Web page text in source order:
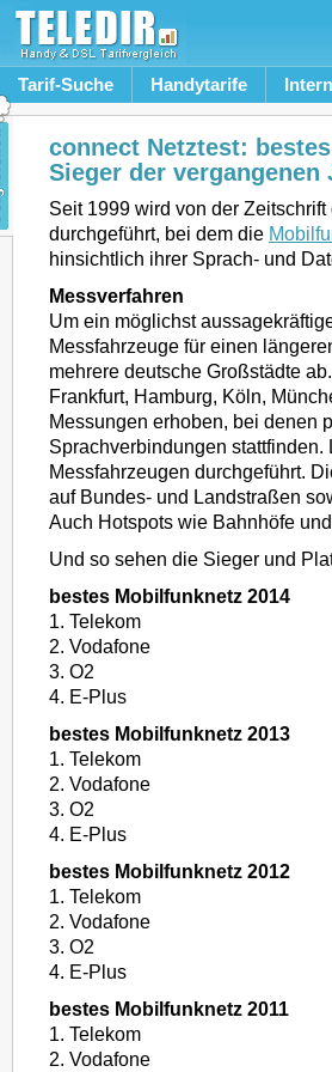
Tarif-Suche Handytarife
connect Netztest:
Sieger der vergangenen
Seit 1999 wird von der
durchgeführt, bei dem die
hinsichtlich ihrer Sprach- und
Messverfahren
Um ein möglichst
Messfahrzeuge für einen
mehrere deutsche Großstädte
Frankfurt, Hamburg, Köln,
Messungen erhoben, bei denen
Sprachverbindungen
Messfahrzeugen durchgeführt.
auf Bundes- und Landstraßen
Auch Hotspots wie Bahnhöfe
Und so sehen die Sieger und
bestes Mobilfunknetz 2014
1. Telekom
2. Vodafone
3. O2
4. E-Plus
bestes Mobilfunknetz 2013
1. Telekom
2. Vodafone
3. O2
4. E-Plus
bestes Mobilfunknetz 2012
1. Telekom
2. Vodafone
3. O2
4. E-Plus
bestes Mobilfunknetz 2011
1. Telekom
2. Vodafone